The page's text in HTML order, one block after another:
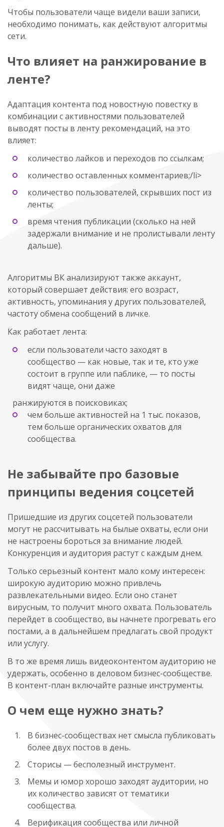
Чтобы пользователи чаще видели ваши записи,
необходимо понимать, как действуют алгоритмы
сети.
Что влияет на ранжирование в
ленте?
Адаптация контента под новостную повестку в
комбинации с активностями пользователей
выводят посты в ленту рекомендаций, на это
влияет:
количество лайков и переходов по ссылкам;
количество оставленных комментариев;/li>
количество пользователей, скрывших пост из
ленты;
время чтения публикации (сколько на ней
задержали внимание и не пролистывали ленту
дальше).
Алгоритмы ВК анализируют также аккаунт,
который совершает действия: его возраст,
активность, упоминания у других пользователей,
частоту обмена сообщений в личке.
Как работает лента:
если пользователи часто заходят в
сообщество — как новые, так и те, кто уже
состоит в группе или паблике, — то посты
видят чаще, они даже
ранжируются в поисковиках;
чем больше активностей на 1 тыс. показов,
тем больше органических охватов для
сообщества.
Не забывайте про базовые
принципы ведения соцсетей
Пришедшие из других соцсетей пользователи
могут не рассчитывать на былые охваты, если они
не настроены бороться за внимание людей.
Конкуренция и аудитория растут с каждым днем.
Только серьезный контент мало кому интересен:
широкую аудиторию можно привлечь
развлекательными видео. Если оно станет
вирусным, то получит много охвата. Пользователь
перейдет в сообщество, вы начнете прогревать его
постами, а в дальнейшем предлагать свой продукт
или услугу.
В то же время лишь видеоконтентом аудиторию не
удержать, особенно в деловом бизнес-сообществе.
В контент-план включайте разные инструменты.
О чем еще нужно знать?
В бизнес-сообществах нет смысла публиковать
более двух постов в день.
Сторисы — бесполезный инструмент.
Мемы и юмор хорошо заходят аудитории, но
их количество зависят от тематики
сообщества.
Верификация сообщества или личной